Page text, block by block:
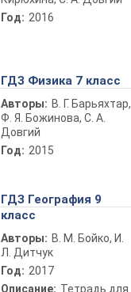
Год: 2016
ГДЗ Физика 7 класс
Авторы: В. Г. Барьяхтар,
Ф. Я. Божинова, С. А.
Довгий
Год: 2015
ГДЗ География 9
класс
Авторы: В. М. Бойко, И.
Л. Дитчук
Год: 2017
Описание: Тетрадь для